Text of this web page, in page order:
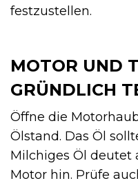
festzustellen.
MOTOR UND
GRÜNDLICH
Öffne die
Ölstand. Das Öl
Milchiges Öl deutet
Motor hin. Prüfe